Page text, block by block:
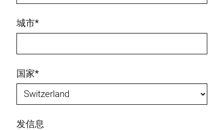
城市*
国家*
发信息